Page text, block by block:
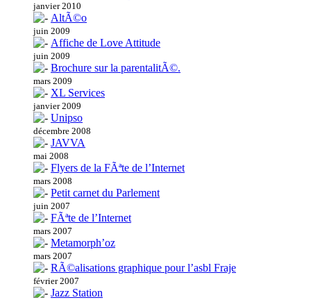
janvier 2010
AltÃ©o
juin 2009
Affiche de Love Attitude
juin 2009
Brochure sur la parentalitÃ©.
mars 2009
XL Services
janvier 2009
Unipso
décembre 2008
JAVVA
mai 2008
Flyers de la FÃªte de l’Internet
mars 2008
Petit carnet du Parlement
juin 2007
FÃªte de l’Internet
mars 2007
Metamorph’oz
mars 2007
RÃ©alisations graphique pour l’asbl Fraje
février 2007
Jazz Station